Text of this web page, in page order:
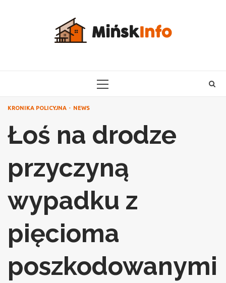
PRIMARY
KRONIKA POLICYJNA NEWS
Łoś na drodze
przyczyną
wypadku z
pięcioma
poszkodowanymi